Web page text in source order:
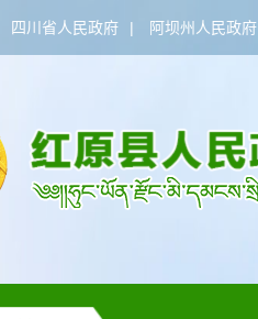
四川省人民政府 | 阿坝州人民政府